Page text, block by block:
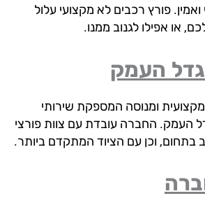
פורץ רכבים לא מקצועי עלול
אפילו לגנוב ממנו.
העמק
ומנוסה המספקת שירותי
החברה עובדת עם צוות פורצי
וכן עם הציוד המתקדם ביותר.